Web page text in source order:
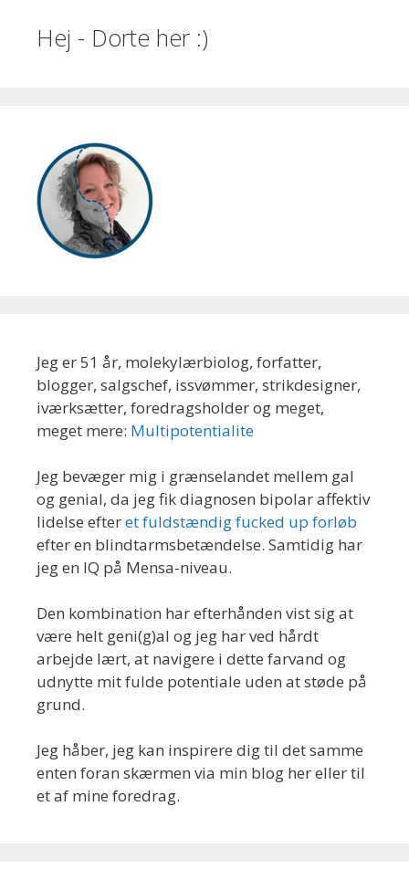
Hej - Dorte her :)
Jeg er 51 år, molekylærbiolog, forfatter,
blogger, salgschef, issvømmer, strikdesigner,
iværksætter, foredragsholder og meget,
meget mere: Multipotentialite
Jeg bevæger mig i grænselandet mellem gal
og genial, da jeg fik diagnosen bipolar affektiv
lidelse efteret fuldstændig fucked up forløb
efter en blindtarmsbetændelse. Samtidig har
jeg en IQ på Mensa-niveau.
Den kombination har efterhånden vist sig at
være helt geni(g)al og jeg har ved hårdt
arbejde lært, at navigere i dette farvand og
udnytte mit fulde potentiale uden at støde på
grund.
Jeg håber, jeg kan inspirere dig til det samme
enten foran skærmen via min blog her eller til
et af mine foredrag.